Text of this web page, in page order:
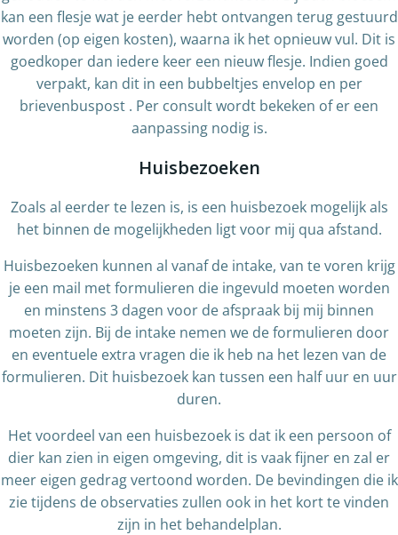
kan een flesje wat je eerder hebt ontvangen terug gestuurd
worden (op eigen kosten), waarna ik het opnieuw vul. Dit is
goedkoper dan iedere keer een nieuw flesje. Indien goed
verpakt, kan dit in een bubbeltjes envelop en per
brievenbuspost . Per consult wordt bekeken of er een
aanpassing nodig is.
Huisbezoeken
Zoals al eerder te lezen is, is een huisbezoek mogelijk als
het binnen de mogelijkheden ligt voor mij qua afstand.
Huisbezoeken kunnen al vanaf de intake, van te voren krijg
je een mail met formulieren die ingevuld moeten worden
en minstens 3 dagen voor de afspraak bij mij binnen
moeten zijn. Bij de intake nemen we de formulieren door
en eventuele extra vragen die ik heb na het lezen van de
formulieren. Dit huisbezoek kan tussen een half uur en uur
duren.
Het voordeel van een huisbezoek is dat ik een persoon of
dier kan zien in eigen omgeving, dit is vaak fijner en zal er
meer eigen gedrag vertoond worden. De bevindingen die ik
zie tijdens de observaties zullen ook in het kort te vinden
zijn in het behandelplan.